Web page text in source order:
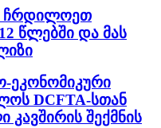
ჩრდილოეთ
წლებში და მას
ეკონომიკური
DCFTA-სთან
კავშირის შექმნის